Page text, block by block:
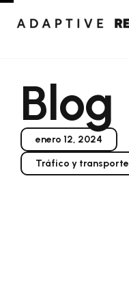
Blog
enero 12, 2024
Tráfico y transporte